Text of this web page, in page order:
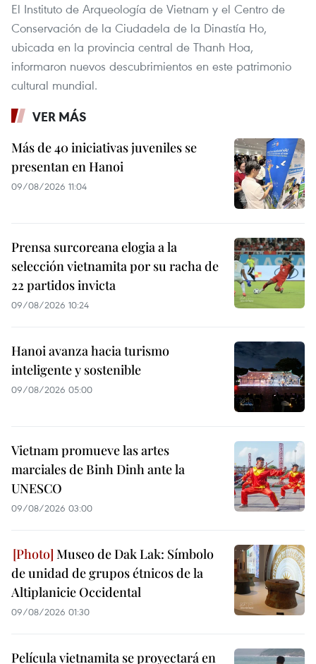
El Instituto de Arqueología de Vietnam y el Centro de
Conservación de la Ciudadela de la Dinastía Ho,
ubicada en la provincia central de Thanh Hoa,
informaron nuevos descubrimientos en este patrimonio
cultural mundial.
VER MÁS
Más de 40 iniciativas juveniles se
presentan en Hanoi
09/08/2026 11:04
Prensa surcoreana elogia a la
selección vietnamita por su racha de
22 partidos invicta
09/08/2026 10:24
Hanoi avanza hacia turismo
inteligente y sostenible
09/08/2026 05:00
Vietnam promueve las artes
marciales de Binh Dinh ante la
UNESCO
09/08/2026 03:00
Museo de Dak Lak: Símbolo
de unidad de grupos étnicos de la
Altiplanicie Occidental
09/08/2026 01:30
Película vietnamita se proyectará en